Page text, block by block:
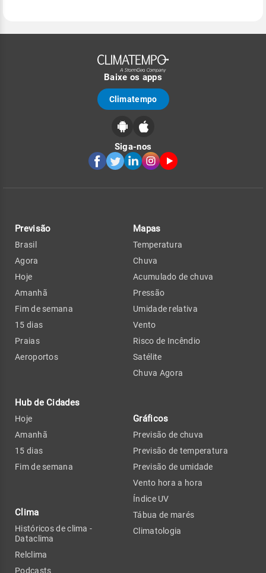
Baixe os apps
Climatempo
Siga-nos
Previsão
Brasil
Agora
Hoje
Amanhã
Fim de semana
15 dias
Praias
Aeroportos
Hub de Cidades
Hoje
Amanhã
15 dias
Fim de semana
Clima
Históricos de clima -
Dataclima
Relclima
Podcasts
Mapas
Temperatura
Chuva
Acumulado de chuva
Pressão
Umidade relativa
Vento
Risco de Incêndio
Satélite
Chuva Agora
Gráficos
Previsão de chuva
Previsão de temperatura
Previsão de umidade
Vento hora a hora
Índice UV
Tábua de marés
Climatologia